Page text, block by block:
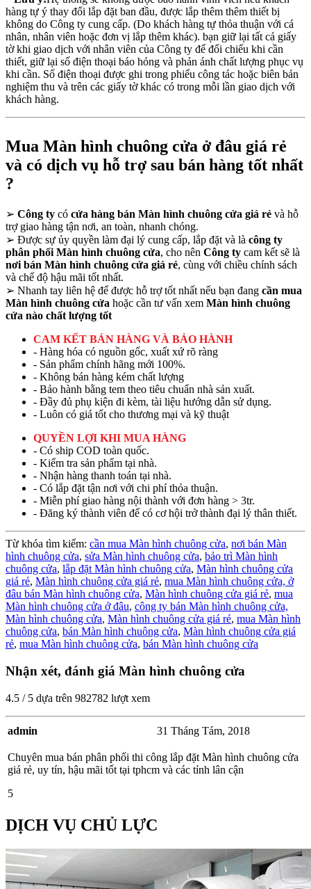
hàng tự ý thay đổi lắp đặt ban đầu, được lắp thêm thêm thiết bị
không do Công ty cung cấp. (Do khách hàng tự thỏa thuận với cá
nhân, nhân viên hoặc đơn vị lắp thêm khác). bạn giữ lại tất cả giấy
tờ khi giao dịch với nhân viên của Công ty để đối chiếu khi cần
thiết, giữ lại số điện thoại báo hỏng và phản ánh chất lượng phục vụ
khi cần. Số điện thoại được ghi trong phiếu công tác hoặc biên bản
nghiệm thu và trên các giấy tờ khác có trong mỗi lần giao dịch với
khách hàng.
Mua Màn hình chuông cửa ở đâu giá rẻ
và có dịch vụ hỗ trợ sau bán hàng tốt nhất
?
➢ Công ty có cửa hàng bán Màn hình chuông cửa giá rẻ và hỗ
trợ giao hàng tận nơi, an toàn, nhanh chóng.
➢ Được sự ủy quyền làm đại lý cung cấp, lắp đặt và là công ty
phân phối Màn hình chuông cửa, cho nên Công ty cam kết sẽ là
nơi bán Màn hình chuông cửa giá rẻ, cùng với chiều chính sách
và chế độ hậu mãi tốt nhất.
➢ Nhanh tay liên hệ để được hỗ trợ tốt nhất nếu bạn đang cần mua
Màn hình chuông cửa hoặc cần tư vấn xem Màn hình chuông
cửa nào chất lượng tốt
CAM KẾT BÁN HÀNG VÀ BẢO HÀNH
- Hàng hóa có nguồn gốc, xuất xứ rõ ràng
- Sản phẩm chính hãng mới 100%.
- Không bán hàng kém chất lượng
- Bảo hành bằng tem theo tiêu chuẩn nhà sản xuất.
- Đầy đủ phụ kiện đi kèm, tài liệu hướng dẫn sử dụng.
- Luôn có giá tốt cho thương mại và kỹ thuật
QUYỀN LỢI KHI MUA HÀNG
- Có ship COD toàn quốc.
- Kiểm tra sản phẩm tại nhà.
- Nhận hàng thanh toán tại nhà.
- Có lắp đặt tận nơi với chi phí thỏa thuận.
- Miễn phí giao hàng nội thành với đơn hàng > 3tr.
- Đăng ký thành viên để có cơ hội trở thành đại lý thân thiết.
Từ khóa tìm kiếm: cần mua Màn hình chuông cửa, nơi bán Màn
hình chuông cửa, sửa Màn hình chuông cửa, bảo trì Màn hình
chuông cửa, lắp đặt Màn hình chuông cửa, Màn hình chuông cửa
giá rẻ, Màn hình chuông cửa giá rẻ, mua Màn hình chuông cửa, ở
đâu bán Màn hình chuông cửa, Màn hình chuông cửa giá rẻ, mua
Màn hình chuông cửa ở đâu, công ty bán Màn hình chuông cửa,
Màn hình chuông cửa, Màn hình chuông cửa giá rẻ, mua Màn hình
chuông cửa, bán Màn hình chuông cửa, Màn hình chuông cửa giá
rẻ, mua Màn hình chuông cửa, bán Màn hình chuông cửa
Nhận xét, đánh giá Màn hình chuông cửa
4.5 / 5 dựa trên 982782 lượt xem
admin 31 Tháng Tám, 2018
Chuyên mua bán phân phối thi công lắp đặt Màn hình chuông cửa
giá rẻ, uy tín, hậu mãi tốt tại tphcm và các tỉnh lân cận
5
DỊCH VỤ CHỦ LỰC